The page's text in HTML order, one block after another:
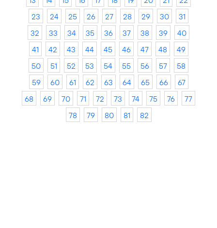
23
24 25 26 27 28 29 30
31
32
33 34 35 36 37 38 39
40
41
42 43 44 45 46 47 48
49
50
51 52 53 54 55 56 57
58
59
60 61 62 63 64 65 66
67
68
69 70 71 72 73 74 75 76
77
78
79 80 81 82